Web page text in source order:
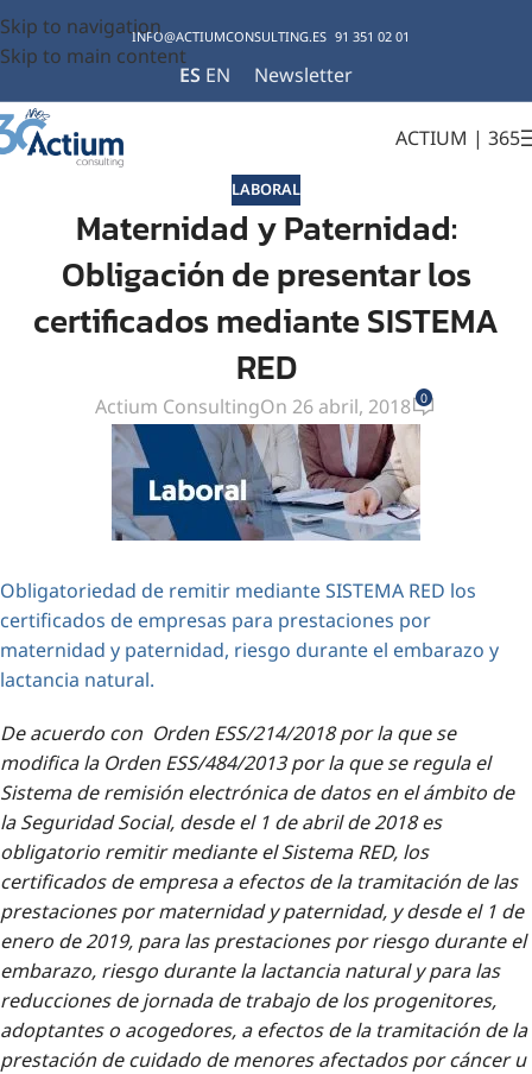
Skip to navigation
Skip to main content
INFO@ACTIUMCONSULTING.ES 91 351 02 01
ES EN Newsletter
ACTIUM | 365
LABORAL
Maternidad y Paternidad:
Obligación de presentar los
certificados mediante SISTEMA
RED
Actium ConsultingOn 26 abril, 2018 0
Obligatoriedad de remitir mediante SISTEMA RED los
certificados de empresas para prestaciones por
maternidad y paternidad, riesgo durante el embarazo y
lactancia natural.
De acuerdo con Orden ESS/214/2018 por la que se
modifica la Orden ESS/484/2013 por la que se regula el
Sistema de remisión electrónica de datos en el ámbito de
la Seguridad Social, desde el 1 de abril de 2018 es
obligatorio remitir mediante el Sistema RED, los
certificados de empresa a efectos de la tramitación de las
prestaciones por maternidad y paternidad, y desde el 1 de
enero de 2019, para las prestaciones por riesgo durante el
embarazo, riesgo durante la lactancia natural y para las
reducciones de jornada de trabajo de los progenitores,
adoptantes o acogedores, a efectos de la tramitación de la
prestación de cuidado de menores afectados por cáncer u